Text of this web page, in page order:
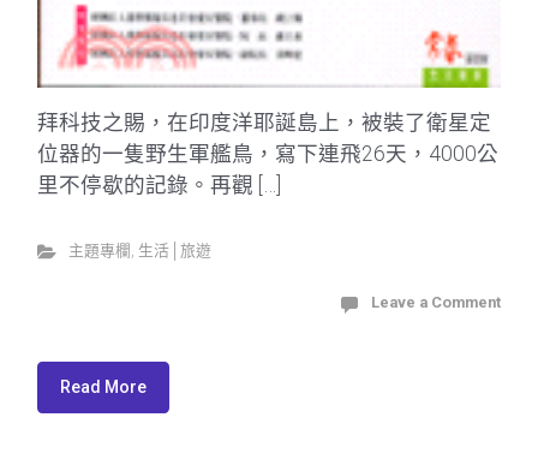
拜科技之賜，在印度洋耶誕島上，被裝了衛星定
位器的一隻野生軍艦鳥，寫下連飛26天，4000公
里不停歇的記錄。再觀 […]
主題專欄 生活│旅遊
Leave a Comment
Read More